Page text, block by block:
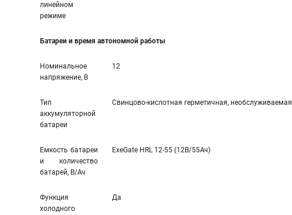
линейном
режиме
Батареи и время автономной работы
Номинальное
напряжение, В
12
Тип
аккумуляторной
батареи
Свинцово-кислотная герметичная, необслуживаемая
Емкость батареи
и количество
батарей, В/Ач
ExeGate HRL 12-55 (12В/55Ач)
Функция
холодного
Да